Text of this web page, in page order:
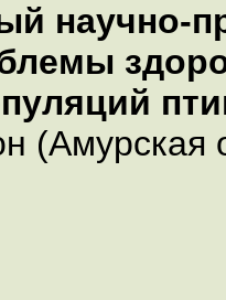
научно-
(Амурская